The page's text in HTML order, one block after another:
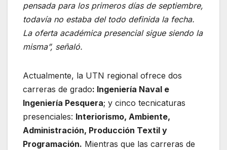
pensada para los primeros días de septiembre,
todavía no estaba del todo definida la fecha.
La oferta académica presencial sigue siendo la
misma”, señaló.
Actualmente, la UTN regional ofrece dos
carreras de grado: Ingeniería Naval e
Ingeniería Pesquera; y cinco tecnicaturas
presenciales: Interiorismo, Ambiente,
Administración, Producción Textil y
Programación. Mientras que las carreras de